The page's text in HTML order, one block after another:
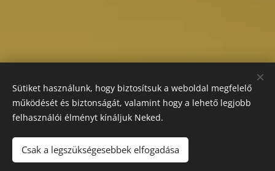
Sütiket használunk, hogy biztosítsuk a weboldal megfelelő
működését és biztonságát, valamint hogy a lehető legjobb
felhasználói élményt kínáljuk Neked.
Csak a legszükségesebbek elfogadása